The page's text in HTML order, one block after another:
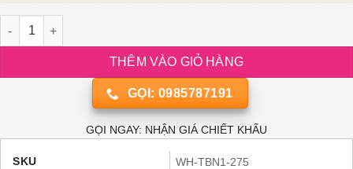
Rượu vang Tây Ban Nha Bodega Castano Yecla DO Rose số
THÊM VÀO GIỎ HÀNG
GỌI: 0985787191
GỌI NGAY: NHẬN GIÁ CHIẾT KHẤU
SKU
WH-TBN1-275